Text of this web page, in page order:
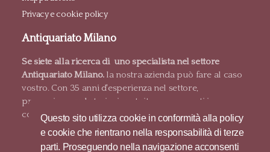
Questo sito utilizza cookie in conformità alla policy
e cookie che rientrano nella responsabilità di terze
parti. Proseguendo nella navigazione acconsenti
Privacy e cookie policy
Antiquariato Milano
Se siete alla ricerca di uno specialista nel settore
Antiquariato Milano.la nostra azienda può fare al caso
vostro. Con 35 anni d'esperienza nel settore,
proponiamo valutazioni gratuite e pagamenti in
contanti.